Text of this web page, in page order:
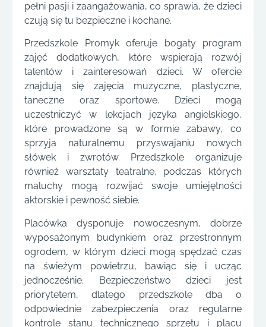
pełni pasji i zaangażowania, co sprawia, że dzieci
czują się tu bezpieczne i kochane.
Przedszkole Promyk oferuje bogaty program
zajęć dodatkowych, które wspierają rozwój
talentów i zainteresowań dzieci. W ofercie
znajdują się zajęcia muzyczne, plastyczne,
taneczne oraz sportowe. Dzieci mogą
uczestniczyć w lekcjach języka angielskiego,
które prowadzone są w formie zabawy, co
sprzyja naturalnemu przyswajaniu nowych
słówek i zwrotów. Przedszkole organizuje
również warsztaty teatralne, podczas których
maluchy mogą rozwijać swoje umiejętności
aktorskie i pewność siebie.
Placówka dysponuje nowoczesnym, dobrze
wyposażonym budynkiem oraz przestronnym
ogrodem, w którym dzieci mogą spędzać czas
na świeżym powietrzu, bawiąc się i ucząc
jednocześnie. Bezpieczeństwo dzieci jest
priorytetem, dlatego przedszkole dba o
odpowiednie zabezpieczenia oraz regularne
kontrole stanu technicznego sprzętu i placu